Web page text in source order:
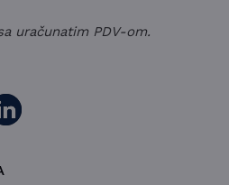
uračunatim PDV-om.